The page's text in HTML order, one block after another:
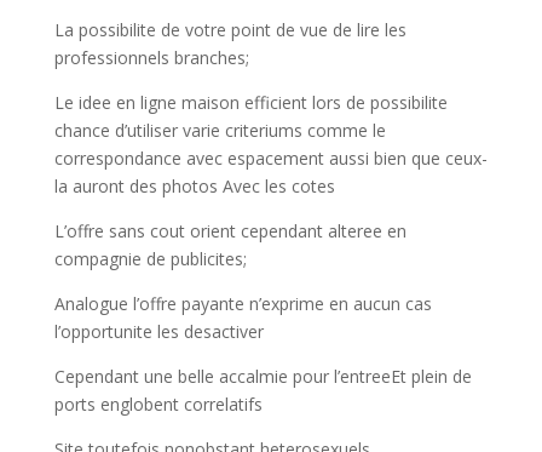
La possibilite de votre point de vue de lire les
professionnels branches;
Le idee en ligne maison efficient lors de possibilite
chance d’utiliser varie criteriums comme le
correspondance avec espacement aussi bien que ceux-
la auront des photos Avec les cotes
L’offre sans cout orient cependant alteree en
compagnie de publicites;
Analogue l’offre payante n’exprime en aucun cas
l’opportunite les desactiver
Cependant une belle accalmie pour l’entreeEt plein de
ports englobent correlatifs